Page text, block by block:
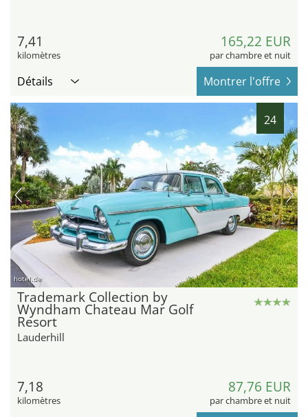
7,41
kilomètres
165,22 EUR
par chambre et nuit
Détails Montrer l'offre
24
hotel.de
Trademark Collection by
Wyndham Chateau Mar Golf
Resort
Lauderhill
7,18
kilomètres
87,76 EUR
par chambre et nuit